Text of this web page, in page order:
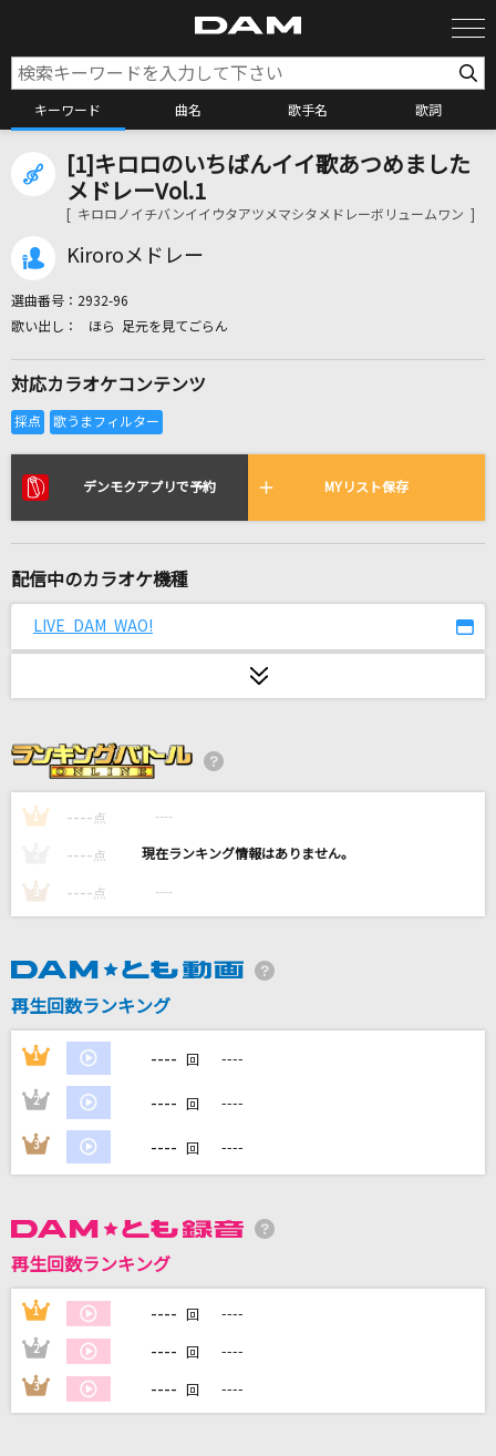
キーワード 曲名 歌手名 歌詞
カラオケ検索
カラオケリクエスト
リアルタイムで歌われている曲の一覧
スピーチレス～心の声
俺よ届け
忘れらんねえよ
ヒーロー(Holding Out For a Hero)
麻倉未稀
だから僕は音楽を辞めた
Tokyo Lights 2(東京電燈其二)
LEO今井
きっと青春が聞こえる(TVサイズ)
[生音]恋人ごっこ
イケナイ太陽
ORANGE RANGE
[1]キロロのいちばんイイ歌あつめました
メドレーVol.1
[ キロロノイチバンイイウタアツメマシタメドレーボリュームワン ]
Kiroroメドレー
選曲番号： 2932-96
ほら 足元を見てごらん
対応カラオケコンテンツ
デンモクアプリで予約 MYリスト保存
配信中のカラオケ機種
LIVE DAM WAO!
1 ---- 点 ----
---- 点 ----
3 ---- 点 ----
再生回数ランキング
1 ---- 回 ----
2 ---- 回 ----
3 ---- 回 ----
再生回数ランキング
1 ---- 回 ----
2 ---- 回 ----
3 ---- 回 ----